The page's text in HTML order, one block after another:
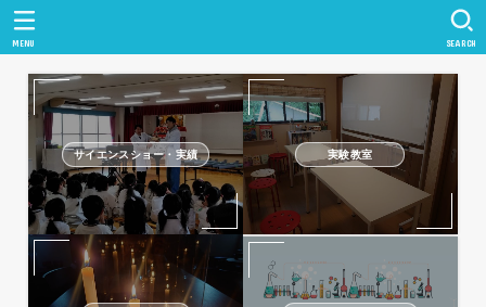
SEARCH
MENU
サイエンスショー・実績 実験教室